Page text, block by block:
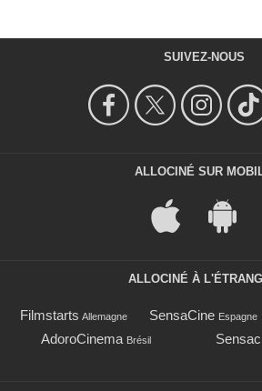
SUIVEZ-NOUS
ALLOCINÉ SUR
ALLOCINÉ À
Filmstarts Allemagne SensaCine Espagne
AdoroCinema Brésil